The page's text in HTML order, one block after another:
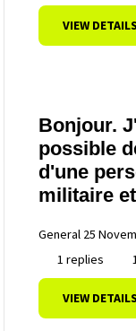
VIEW DETAILS
Bonjour.
possible
d'une
militaire
General 25
1 replies
VIEW DETAILS